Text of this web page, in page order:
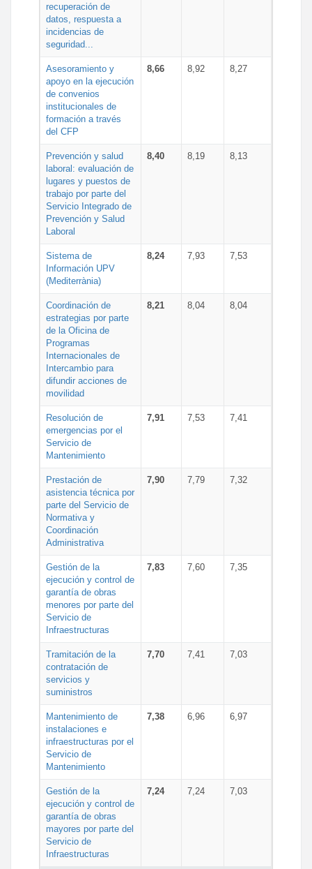
recuperación de
datos, respuesta a
incidencias de
seguridad...
Asesoramiento y
apoyo en la ejecución
de convenios
institucionales de
formación a través
del CFP
8,66 8,92 8,27
Prevención y salud
laboral: evaluación de
lugares y puestos de
trabajo por parte del
Servicio Integrado de
Prevención y Salud
Laboral
8,40 8,19 8,13
Sistema de
Información UPV
(Mediterrània)
8,24 7,93 7,53
Coordinación de
estrategias por parte
de la Oficina de
Programas
Internacionales de
Intercambio para
difundir acciones de
movilidad
8,21 8,04 8,04
Resolución de
emergencias por el
Servicio de
Mantenimiento
7,91 7,53 7,41
Prestación de
asistencia técnica por
parte del Servicio de
Normativa y
Coordinación
Administrativa
7,90 7,79 7,32
Gestión de la
ejecución y control de
garantía de obras
menores por parte del
Servicio de
Infraestructuras
7,83 7,60 7,35
Tramitación de la
contratación de
servicios y
suministros
7,70 7,41 7,03
Mantenimiento de
instalaciones e
infraestructuras por el
Servicio de
Mantenimiento
7,38 6,96 6,97
Gestión de la
ejecución y control de
garantía de obras
mayores por parte del
Servicio de
Infraestructuras
7,24 7,24 7,03